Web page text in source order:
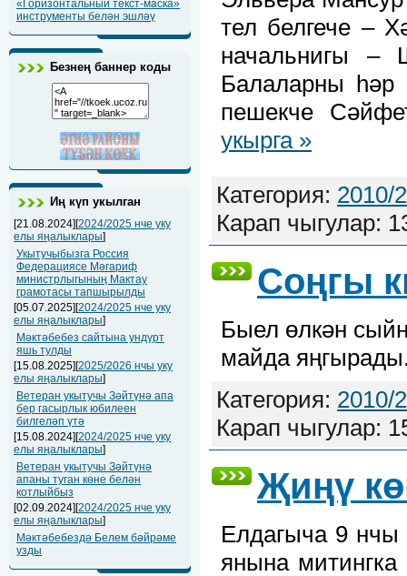
«Горизонтальный текст-маска»
инструменты белән эшләү
Безнең баннер коды
Иң күп укылган
[21.08.2024][2024/2025 нче уку
елы яңалыклары]
Укытучыбызга Россия
Федерациясе Мәгариф
министрлыгының Мактау
грамотасы тапшырылды
[05.07.2025][2024/2025 нче уку
елы яңалыклары]
Мәктәбебез сайтына ундүрт
яшь тулды
[15.08.2025][2025/2026 нчы уку
елы яңалыклары]
Ветеран укытучы Зәйтүнә апа
бер гасырлык юбилеен
билгеләп үтә
[15.08.2024][2024/2025 нче уку
елы яңалыклары]
Ветеран укытучы Зәйтүнә
апаны туган көне белән
котлыйбыз
[02.09.2024][2024/2025 нче уку
елы яңалыклары]
Мәктәбебездә Белем бәйрәме
узды
тел белгече –
начальнигы –
Балаларны
пешекче
укырга »
Категория: 2010/
Карап чыгулар:
Соңгы
Быел өлкән
майда
Категория: 2010/
Карап чыгулар:
Җиңү
Елдагыча 9 нчы
янына